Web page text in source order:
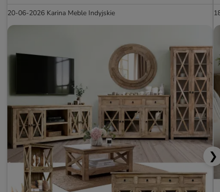
20-06-2026 Karina Meble Indyjskie
❯